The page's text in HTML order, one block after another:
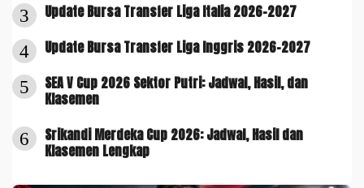
3 Update Bursa Transfer Liga Italia 2026-2027
4 Update Bursa Transfer Liga Inggris 2026-2027
5
SEA V Cup 2026 Sektor Putri: Jadwal, Hasil, dan
Klasemen
6
Srikandi Merdeka Cup 2026: Jadwal, Hasil dan
Klasemen Lengkap